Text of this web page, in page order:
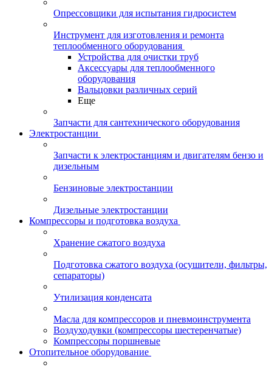
Опрессовщики для испытания гидросистем
Инструмент для изготовления и ремонта
теплообменного оборудования
Устройства для очистки труб
Аксессуары для теплообменного
оборудования
Вальцовки различных серий
Еще
Запчасти для сантехнического оборудования
Электростанции
Запчасти к электростанциям и двигателям бензо и
дизельным
Бензиновые электростанции
Дизельные электростанции
Компрессоры и подготовка воздуха
Хранение сжатого воздуха
Подготовка сжатого воздуха (осушители, фильтры,
сепараторы)
Утилизация конденсата
Масла для компрессоров и пневмоинструмента
Воздуходувки (компрессоры шестеренчатые)
Компрессоры поршневые
Отопительное оборудование